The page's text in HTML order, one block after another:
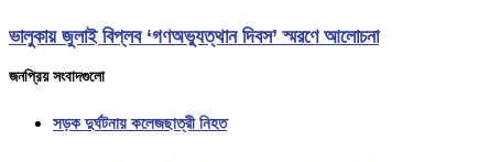
ভালুকায় জুলাই বিপ্লব ‘গণঅভ্যুত্থান দিবস’ স্মরণে আলোচনা
জনপ্রিয় সংবাদগুলো
সড়ক দুর্ঘটনায় কলেজছাত্রী নিহত